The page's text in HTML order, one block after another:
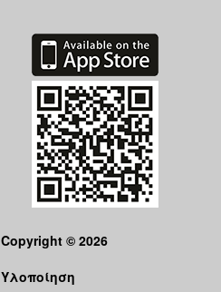
Copyright © 2026
Υλοποίηση